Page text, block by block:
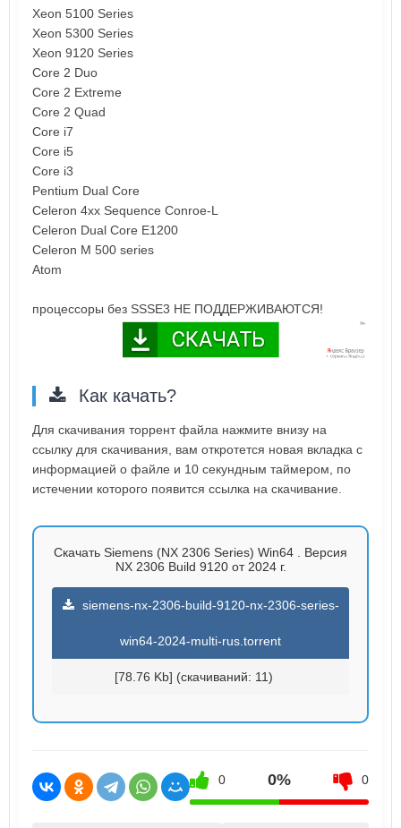
Xeon 5100 Series
Xeon 5300 Series
Xeon 9120 Series
Core 2 Duo
Core 2 Extreme
Core 2 Quad
Core i7
Core i5
Core i3
Pentium Dual Core
Celeron 4xx Sequence Conroe-L
Celeron Dual Core E1200
Celeron M 500 series
Atom
процессоры без SSSE3 НЕ ПОДДЕРЖИВАЮТСЯ!
Как качать?
Для скачивания торрент файла нажмите внизу на
ссылку для скачивания, вам откротется новая вкладка с
информацией о файле и 10 секундным таймером, по
истечении которого появится ссылка на скачивание.
Скачать Siemens (NX 2306 Series) Win64 . Версия
NX 2306 Build 9120 от 2024 г.
siemens-nx-2306-build-9120-nx-2306-series-
win64-2024-multi-rus.torrent
[78.76 Kb] (cкачиваний: 11)
0 0% 0